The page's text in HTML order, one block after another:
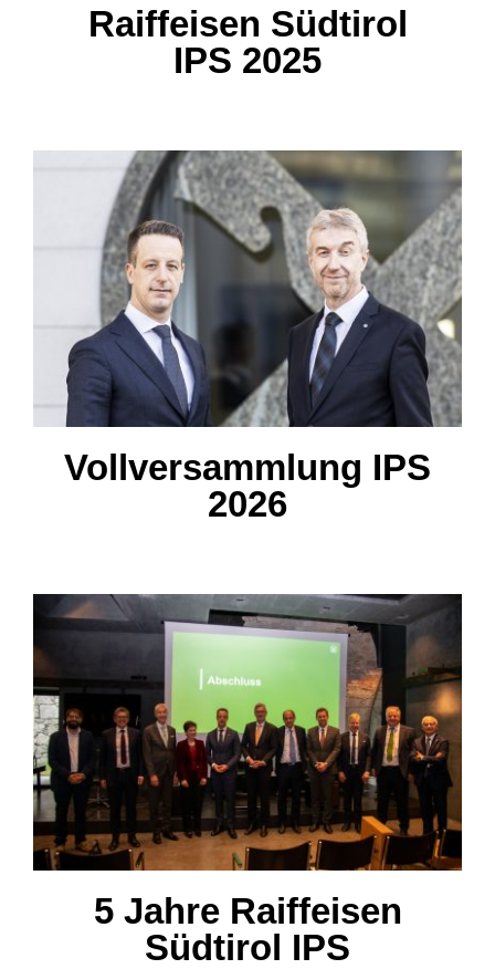
Raiffeisen Südtirol
IPS 2025
Vollversammlung IPS 2026
Vollversammlung IPS
2026
5 Jahre Raiffeisen Südtirol
IPS
5 Jahre Raiffeisen
Südtirol IPS